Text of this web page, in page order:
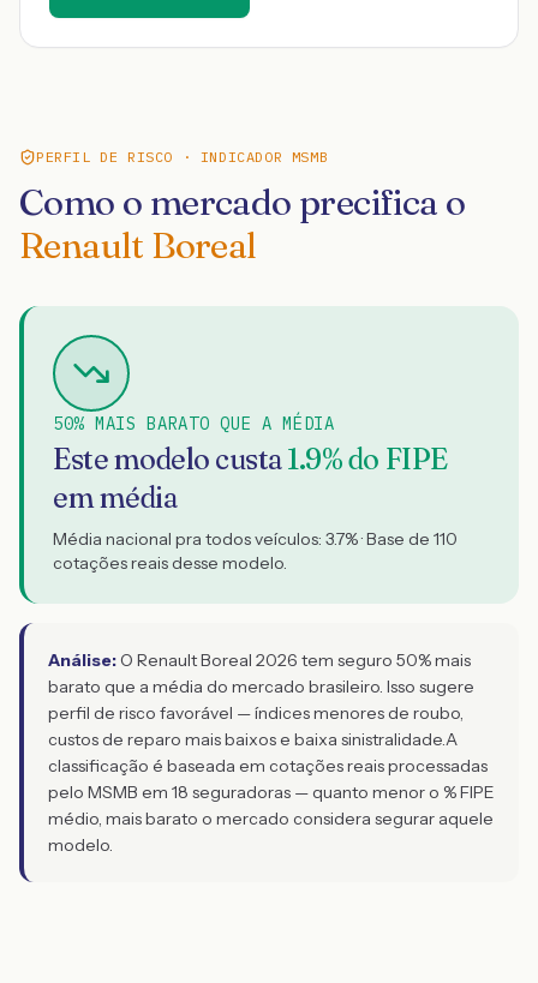
PERFIL DE RISCO · INDICADOR MSMB
Como o mercado precifica o
Renault Boreal
50% MAIS BARATO QUE A MÉDIA
Este modelo custa1.9% do FIPE
em média
Média nacional pra todos veículos: 3.7% · Base de 110
cotações reais desse modelo.
Análise: O Renault Boreal 2026 tem seguro 50% mais
barato que a média do mercado brasileiro. Isso sugere
perfil de risco favorável — índices menores de roubo,
custos de reparo mais baixos e baixa sinistralidade.A
classificação é baseada em cotações reais processadas
pelo MSMB em 18 seguradoras — quanto menor o % FIPE
médio, mais barato o mercado considera segurar aquele
modelo.